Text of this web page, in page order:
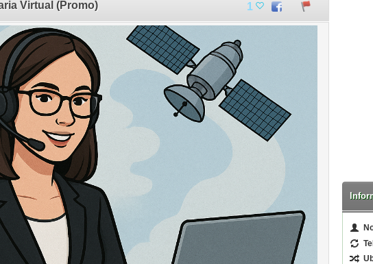
Virtual (Promo) 1